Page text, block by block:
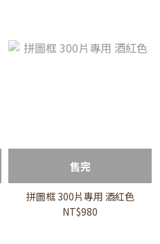
售完
拼圖框 300片專用 酒紅色
NT$980